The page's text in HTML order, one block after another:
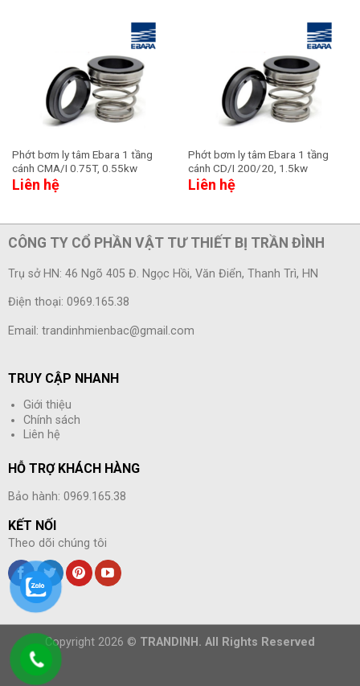
Phớt bơm ly tâm Ebara 1 tầng
cánh CMA/I 0.75T, 0.55kw
Liên hệ
Phớt bơm ly tâm Ebara 1 tầng
cánh CD/I 200/20, 1.5kw
Liên hệ
CÔNG TY CỔ PHẦN VẬT TƯ THIẾT BỊ TRẦN ĐÌNH
Trụ sở HN: 46 Ngõ 405 Đ. Ngọc Hồi, Văn Điển, Thanh Trì, HN
Điện thoại: 0969.165.38
Email: trandinhmienbac@gmail.com
TRUY CẬP NHANH
Giới thiệu
Chính sách
Liên hệ
HỖ TRỢ KHÁCH HÀNG
Bảo hành: 0969.165.38
KẾT NỐI
Theo dõi chúng tôi
Copyright 2026 © TRANDINH. All Rights Reserved